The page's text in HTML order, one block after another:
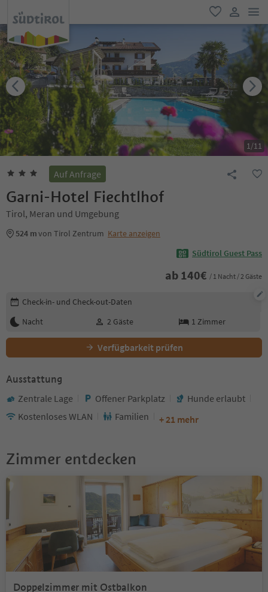
favorit
user link
1/11
Auf Anfrage
Garni-Hotel Fiechtlhof
Tirol, Meran und Umgebung
524 mvon Tirol Zentrum Karte anzeigen
Südtirol Guest Pass
ab 140€ / 1 Nacht / 2 Gäste
Buchungsdetails bearbeiten
Check-in- und Check-out-Daten
Nacht
2 Gäste 1 Zimmer
Verfügbarkeit prüfen
Ausstattung
Zentrale Lage Offener Parkplatz
Hunde erlaubt
Kostenloses WLAN
Familien + 21 mehr
Zimmer entdecken
Doppelzimmer mit Ostbalkon